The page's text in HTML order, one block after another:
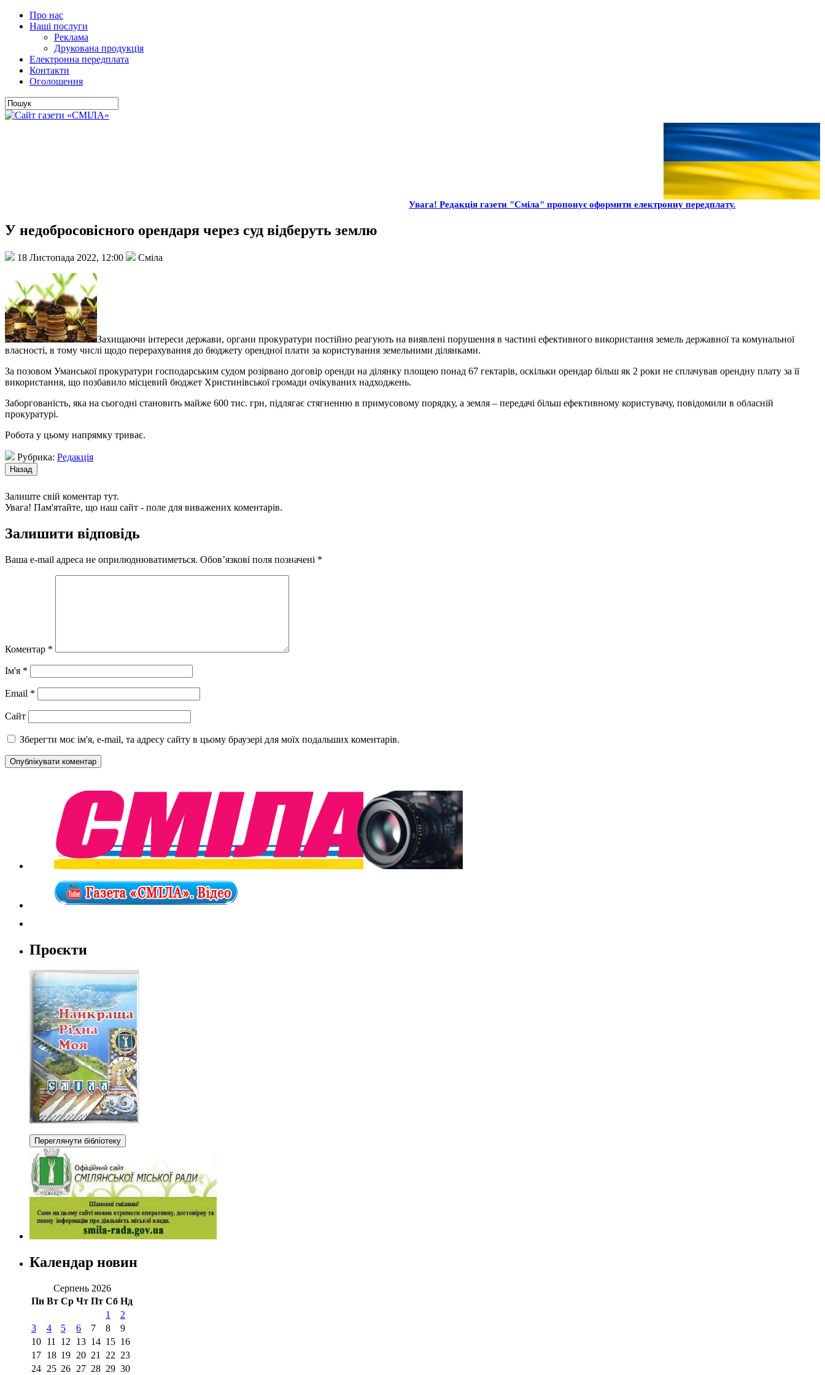
Про нас
Наші послуги
Реклама
Друкована продукція
Електронна передплата
Контакти
Оголошення
Увага! Редакція газети "Сміла" пропонує оформити електронну передплату.
У недобросовісного орендаря через суд відберуть землю
18 Листопада 2022, 12:00 Сміла
Захищаючи інтереси держави, органи прокуратури постійно реагують на виявлені порушення в частині ефективного використання земель державної та комунальної
власності, в тому числі щодо перерахування до бюджету орендної плати за користування земельними ділянками.
За позовом Уманської прокуратури господарським судом розірвано договір оренди на ділянку площею понад 67 гектарів, оскільки орендар більш як 2 роки не сплачував орендну плату за її
використання, що позбавило місцевий бюджет Христинівської громади очікуваних надходжень.
Заборгованість, яка на сьогодні становить майже 600 тис. грн, підлягає стягненню в примусовому порядку, а земля – передачі більш ефективному користувачу, повідомили в обласній
прокуратурі.
Робота у цьому напрямку триває.
Рубрика: Редакція
Залиште свій коментар тут.
Увага! Пам'ятайте, що наш сайт - поле для виважених коментарів.
Залишити відповідь
Ваша e-mail адреса не оприлюднюватиметься. Обов’язкові поля позначені *
Коментар *
Ім'я *
Email *
Сайт
Зберегти моє ім'я, e-mail, та адресу сайту в цьому браузері для моїх подальших коментарів.
Проєкти
Календар новин
Серпень 2026
Пн Вт Ср Чт Пт Сб Нд
1
2
3
4 5 6 7 8
9
10 11 12 13 14 15 16
17 18 19 20 21 22 23
24 25 26 27 28 29 30